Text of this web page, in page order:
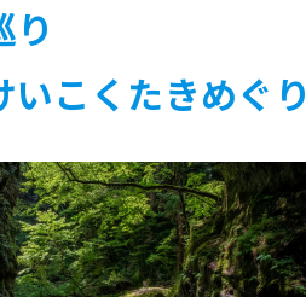
り
いこくたきめぐ